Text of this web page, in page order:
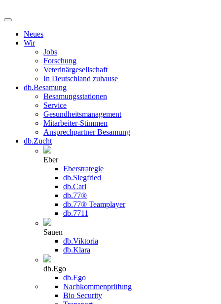
Neues
Wir
Jobs
Forschung
Veterinärgesellschaft
In Deutschland zuhause
db.Besamung
Besamungsstationen
Service
Gesundheitsmanagement
Mitarbeiter-Stimmen
Ansprechpartner Besamung
db.Zucht
Eber
Eberstrategie
db.Siegfried
db.Carl
db.77®
db.77® Teamplayer
db.7711
Sauen
db.Viktoria
db.Klara
db.Ego
db.Ego
Nachkommenprüfung
Bio Security